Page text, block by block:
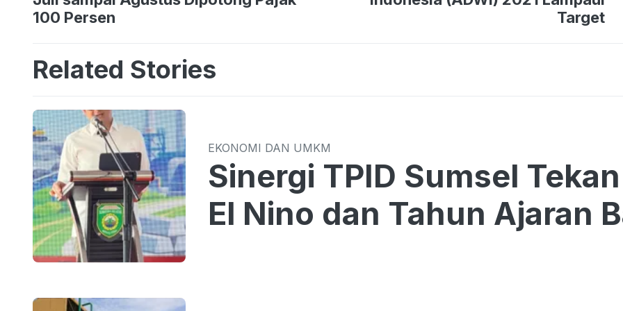
100 Persen
Target
Related Stories
EKONOMI DAN UMKM
Sinergi TPID Sumsel Tekan Harga di Tengah
El Nino dan Tahun Ajaran